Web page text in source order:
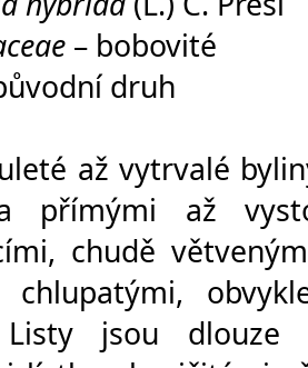
– bobovité
druh
až vytrvalé
přímými až
chudě
chlupatými,
Listy jsou dlouze